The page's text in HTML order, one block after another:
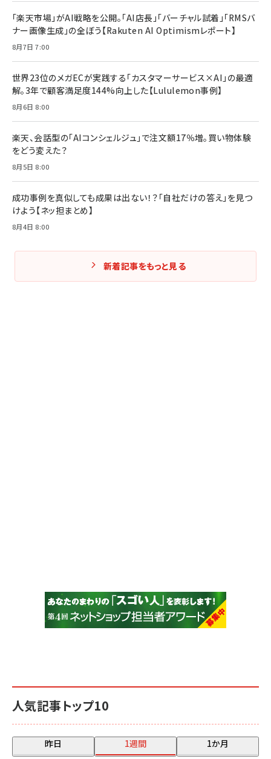
人気記事トップ10
昨日 1週間 1か月
「楽天市場」がAI戦略を公開。「AI店長」「バーチャル試着」「RMSバ
ナー画像生成」の全ぼう【Rakuten AI Optimismレポート】
8月7日 7:00
世界23位のメガECが実践する「カスタマーサービス×AI」の最適
解。3年で顧客満足度144%向上した【Lululemon事例】
8月6日 8:00
楽天、会話型の「AIコンシェルジュ」で注文額17％増。買い物体験
をどう変えた？
8月5日 8:00
成功事例を真似しても成果は出ない！？「自社だけの答え」を見つ
けよう【ネッ担まとめ】
8月4日 8:00
新着記事をもっと見る